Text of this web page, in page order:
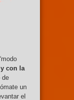
con la
de
un
el